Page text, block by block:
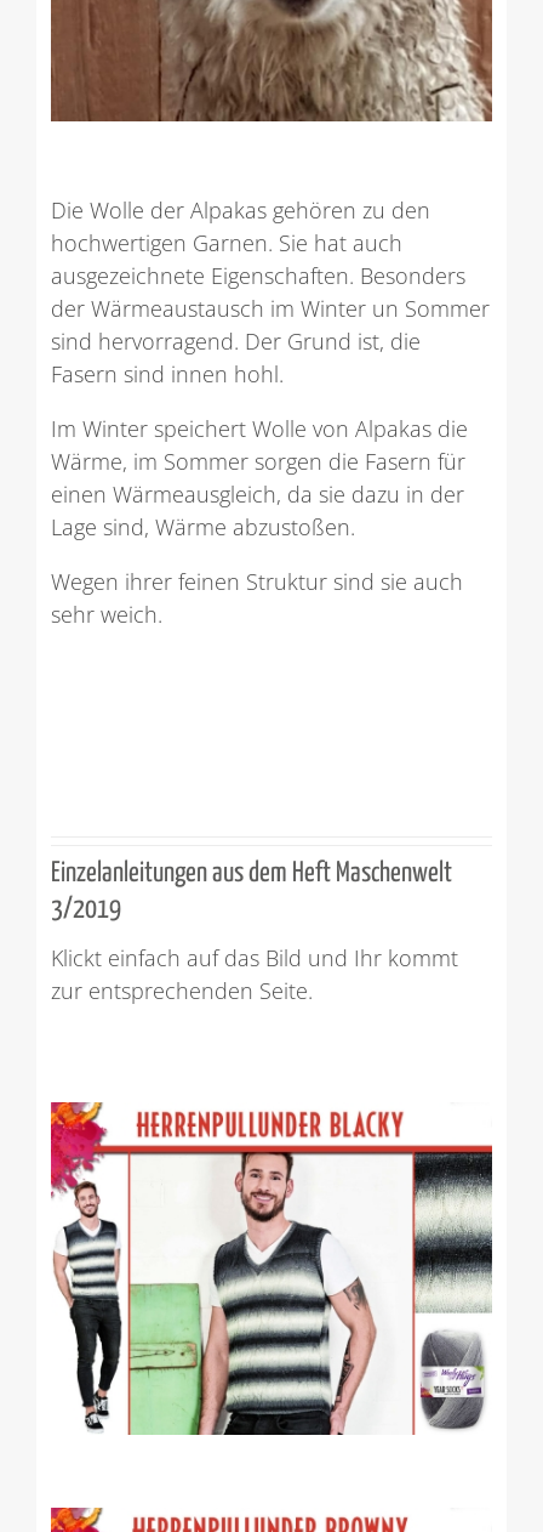
Die Wolle der Alpakas gehören zu den
hochwertigen Garnen. Sie hat auch
ausgezeichnete Eigenschaften. Besonders
der Wärmeaustausch im Winter un Sommer
sind hervorragend. Der Grund ist, die
Fasern sind innen hohl.
Im Winter speichert Wolle von Alpakas die
Wärme, im Sommer sorgen die Fasern für
einen Wärmeausgleich, da sie dazu in der
Lage sind, Wärme abzustoßen.
Wegen ihrer feinen Struktur sind sie auch
sehr weich.
Einzelanleitungen aus dem Heft Maschenwelt
3/2019
Klickt einfach auf das Bild und Ihr kommt
zur entsprechenden Seite.